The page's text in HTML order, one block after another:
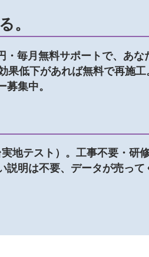
。
毎月無料サポートで、あな
果低下があれば無料で再施
集中。
地テスト）。工事不要・研
明は不要、データが売っ